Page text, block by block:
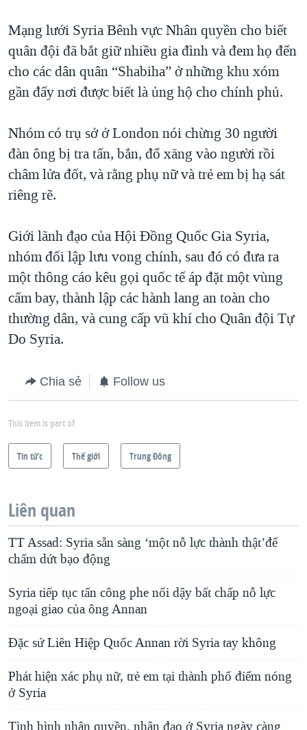
Mạng lưới Syria Bênh vực Nhân quyền cho biết
quân đội đã bắt giữ nhiều gia đình và đem họ đến
cho các dân quân “Shabiha” ở những khu xóm
gần đấy nơi được biết là ủng hộ cho chính phủ.
Nhóm có trụ sở ở London nói chừng 30 người
đàn ông bị tra tấn, bắn, đổ xăng vào người rồi
châm lửa đốt, và rằng phụ nữ và trẻ em bị hạ sát
riêng rẽ.
Giới lãnh đạo của Hội Đồng Quốc Gia Syria,
nhóm đối lập lưu vong chính, sau đó có đưa ra
một thông cáo kêu gọi quốc tế áp đặt một vùng
cấm bay, thành lập các hành lang an toàn cho
thường dân, và cung cấp vũ khí cho Quân đội Tự
Do Syria.
Chia sẻ Follow us
This item is part of
Tin tức Thế giới Trung Ðông
Liên quan
TT Assad: Syria sẵn sàng ‘một nỗ lực thành thật’để
chấm dứt bạo động
Syria tiếp tục tấn công phe nổi dậy bất chấp nỗ lực
ngoại giao của ông Annan
Đặc sứ Liên Hiệp Quốc Annan rời Syria tay không
Phát hiện xác phụ nữ, trẻ em tại thành phố điểm nóng
ở Syria